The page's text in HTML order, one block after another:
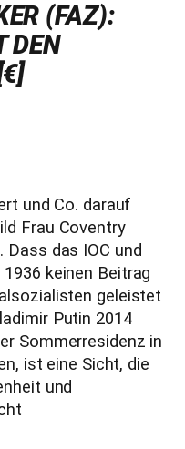
(FAZ):
DEN
und Co. darauf
Frau Coventry
das IOC und
keinen Beitrag
geleistet
Putin 2014
Sommerresidenz in
ist eine Sicht, die
und